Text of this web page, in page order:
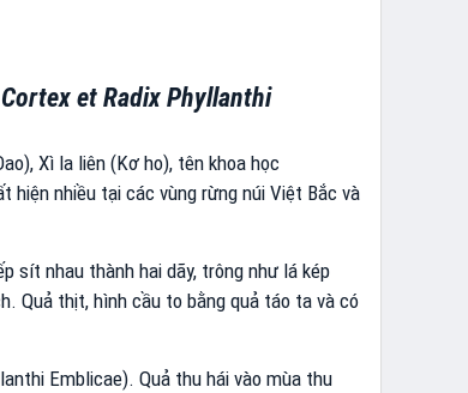
et Radix Phyllanthi
Xì la liên (Kơ ho), tên khoa học
hiện nhiều tại các vùng rừng núi Việt Bắc và
sít nhau thành hai dãy, trông như lá kép
Quả thịt, hình cầu to bằng quả táo ta và có
Emblicae). Quả thu hái vào mùa thu